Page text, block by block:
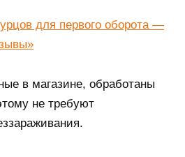
для первого оборота —
в магазине, обработаны
не требуют